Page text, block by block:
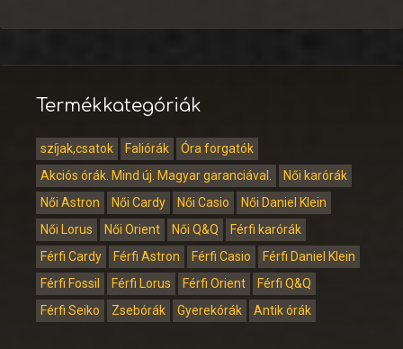
Termékkategóriák
szíjak,csatok Faliórák
Óra forgatók
Akciós órák. Mind új. Magyar garanciával.
Női karórák
Női Astron
Női Cardy Női Casio
Női Daniel Klein
Női Lorus
Női Orient Női Q&Q
Férfi karórák
Férfi Cardy
Férfi Astron Férfi Casio
Férfi Daniel Klein
Férfi Fossil
Férfi Lorus Férfi Orient
Férfi Q&Q
Férfi Seiko
Zsebórák Gyerekórák Antik órák